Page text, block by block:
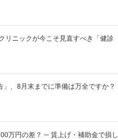
リニックが今こそ見直すべき「健診
」、8月末までに準備は万全ですか？
万円の差？ ─ 賃上げ・補助金で損し